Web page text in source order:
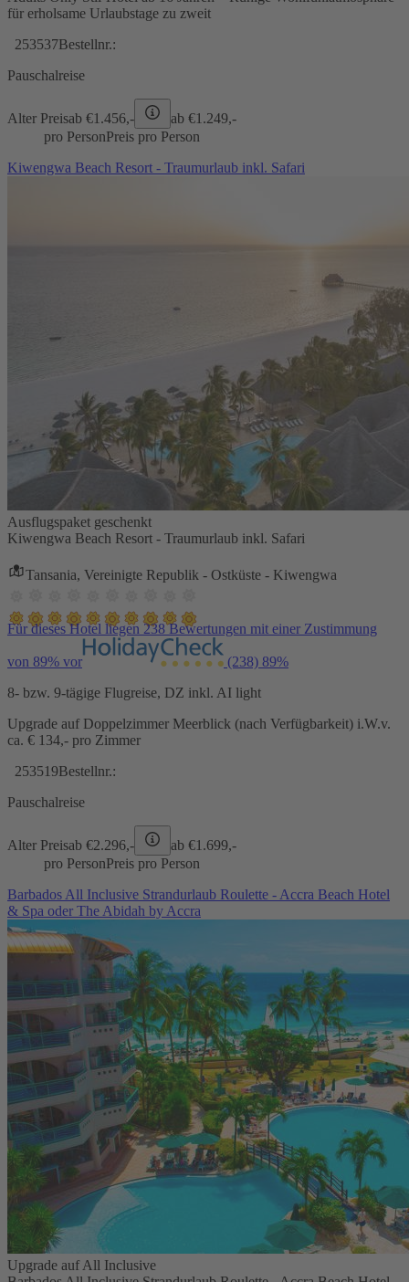
für erholsame Urlaubstage zu zweit
253537Bestellnr.:
Pauschalreise
Alter Preisab €1.456,- ab €1.249,-
pro PersonPreis pro Person
Kiwengwa Beach Resort - Traumurlaub inkl. Safari
Ausflugspaket geschenkt
Kiwengwa Beach Resort - Traumurlaub inkl. Safari
Tansania, Vereinigte Republik - Ostküste - Kiwengwa
Für dieses Hotel liegen 238 Bewertungen mit einer Zustimmung
von 89% vor (238) 89%
8- bzw. 9-tägige Flugreise, DZ inkl. AI light
Upgrade auf Doppelzimmer Meerblick (nach Verfügbarkeit) i.W.v.
ca. € 134,- pro Zimmer
253519Bestellnr.:
Pauschalreise
Alter Preisab €2.296,- ab €1.699,-
pro PersonPreis pro Person
Barbados All Inclusive Strandurlaub Roulette - Accra Beach Hotel
& Spa oder The Abidah by Accra
Upgrade auf All Inclusive